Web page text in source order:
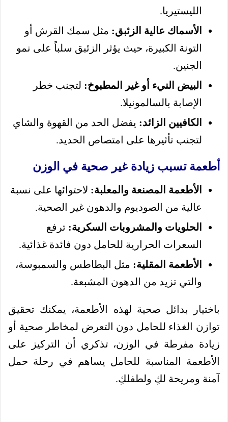
الليستيريا.
الأسماك عالية الزئبق: مثل سمك القرش أو
التونة الكبيرة، حيث يؤثر الزئبق سلباً على نمو
الجنين.
البيض النيء أو غير المطبوخ: لتجنب خطر
الإصابة بالسالمونيلا.
الكافيين الزائد: يفضل الحد من القهوة والشاي
لتجنب تأثيرها على امتصاص الحديد.
أطعمة تسبب زيادة غير صحية في الوزن
الأطعمة المصنعة والمعلبة: لاحتوائها على نسبة
عالية من الصوديوم والدهون غير الصحية.
الحلويات والمشروبات السكرية: ترفع
السعرات الحرارية للحامل دون فائدة غذائية.
الأطعمة المقلية: مثل البطاطس والسمبوسة،
والتي تزيد من الدهون المشبعة.
باختيار بدائل صحية لهذه الأطعمة، يمكنك تحقيق
توازن الغذاء للحامل دون التعرض لمخاطر صحية أو
زيادة مفرطة في الوزن، تذكري أن التركيز على
الأطعمة المناسبة للحامل يساهم في رحلة حمل
آمنة ومريحة لكِ ولطفلكِ.